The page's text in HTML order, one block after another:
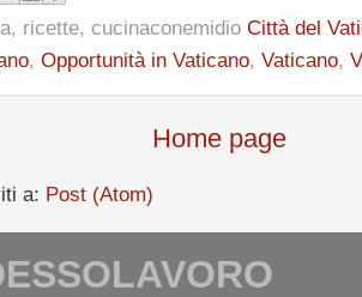
ricette, cucinaconemidio Città del
, Opportunità in Vaticano, Vaticano,
Home page
a: Post (Atom)